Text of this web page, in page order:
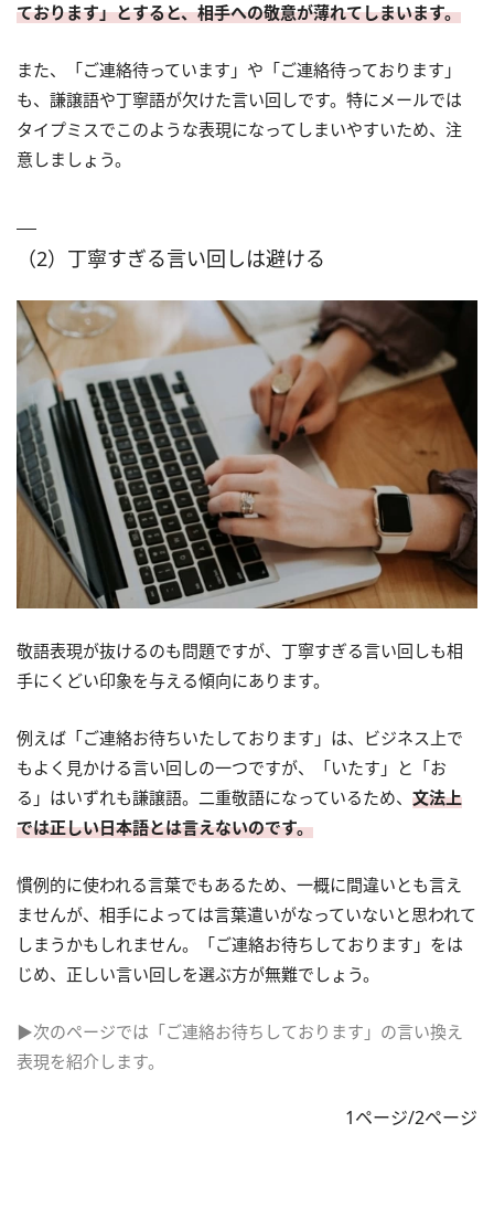
ております」とすると、相手への敬意が薄れてしまいます。
また、「ご連絡待っています」や「ご連絡待っております」
も、謙譲語や丁寧語が欠けた言い回しです。特にメールでは
タイプミスでこのような表現になってしまいやすいため、注
意しましょう。
（2）丁寧すぎる言い回しは避ける
敬語表現が抜けるのも問題ですが、丁寧すぎる言い回しも相
手にくどい印象を与える傾向にあります。
例えば「ご連絡お待ちいたしております」は、ビジネス上で
もよく見かける言い回しの一つですが、「いたす」と「お
る」はいずれも謙譲語。二重敬語になっているため、 文法上
では正しい日本語とは言えないのです。
慣例的に使われる言葉でもあるため、一概に間違いとも言え
ませんが、相手によっては言葉遣いがなっていないと思われて
しまうかもしれません。「ご連絡お待ちしております」をは
じめ、正しい言い回しを選ぶ方が無難でしょう。
▶次のページでは「ご連絡お待ちしております」の言い換え
表現を紹介します。
1ページ/2ページ